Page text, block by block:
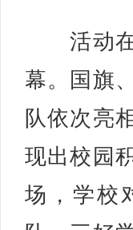
活动在
幕。国旗
队依次亮
现出校园
场，学校